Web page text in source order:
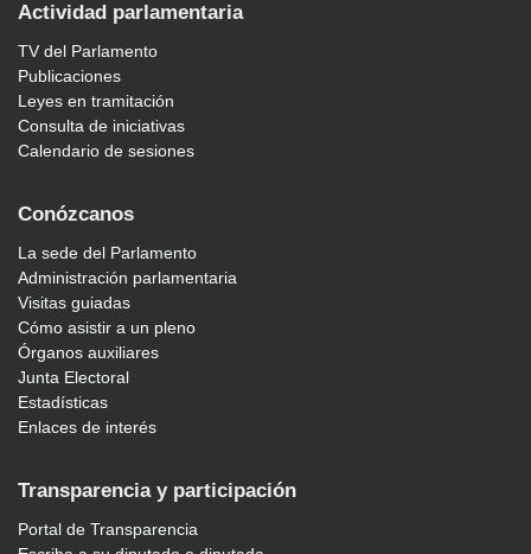
Actividad parlamentaria
TV del Parlamento
Publicaciones
Leyes en tramitación
Consulta de iniciativas
Calendario de sesiones
Conózcanos
La sede del Parlamento
Administración parlamentaria
Visitas guiadas
Cómo asistir a un pleno
Órganos auxiliares
Junta Electoral
Estadísticas
Enlaces de interés
Transparencia y participación
Portal de Transparencia